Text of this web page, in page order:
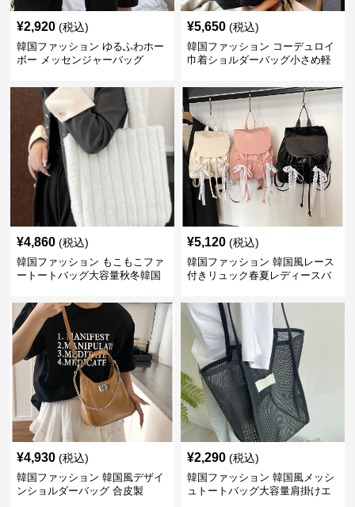
¥2,920 (税込)
韓国ファッション ゆるふわホー
ボー メッセンジャーバッグ
¥5,650 (税込)
韓国ファッション コーデュロイ
巾着ショルダーバッグ小さめ軽
¥4,860 (税込)
韓国ファッション もこもこファ
ートートバッグ大容量秋冬韓国
¥5,120 (税込)
韓国ファッション 韓国風レース
付きリュック春夏レディースバ
¥4,930 (税込)
韓国ファッション 韓国風デザイ
ンショルダーバッグ 合皮製
¥2,290 (税込)
韓国ファッション 韓国風メッシ
ュトートバッグ大容量肩掛けエ